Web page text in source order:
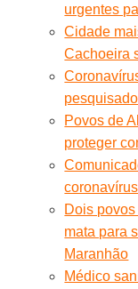
urgentes
Cidade
Cachoeira
Povos de
proteger
Dois
mata para
Maranhão
Médico